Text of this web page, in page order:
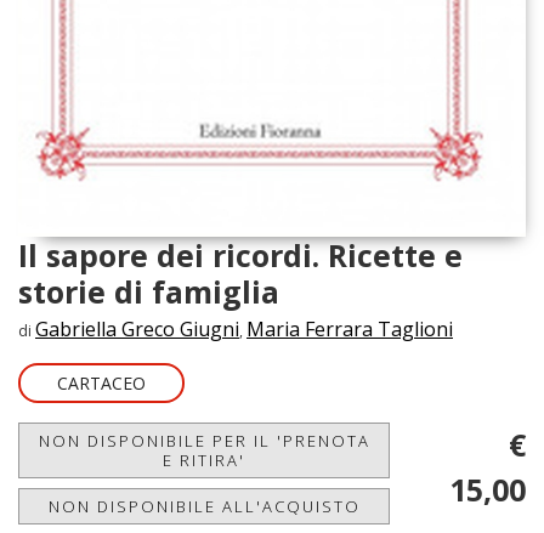
Il sapore dei ricordi. Ricette e
storie di famiglia
di Gabriella Greco Giugni, Maria Ferrara Taglioni
CARTACEO
NON DISPONIBILE PER IL 'PRENOTA
E RITIRA'
NON DISPONIBILE ALL'ACQUISTO
€
15,00